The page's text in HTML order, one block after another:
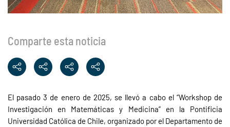
Comparte esta noticia
El pasado 3 de enero de 2025, se llevó a cabo el “Workshop de
Investigación en Matemáticas y Medicina” en la Pontificia
Universidad Católica de Chile, organizado por el Departamento de